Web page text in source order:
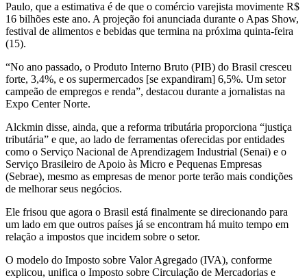
Paulo, que a estimativa é de que o comércio varejista movimente R$
16 bilhões este ano. A projeção foi anunciada durante o Apas Show,
festival de alimentos e bebidas que termina na próxima quinta-feira
(15).
“No ano passado, o Produto Interno Bruto (PIB) do Brasil cresceu
forte, 3,4%, e os supermercados [se expandiram] 6,5%. Um setor
campeão de empregos e renda”, destacou durante a jornalistas na
Expo Center Norte.
Alckmin disse, ainda, que a reforma tributária proporciona “justiça
tributária” e que, ao lado de ferramentas oferecidas por entidades
como o Serviço Nacional de Aprendizagem Industrial (Senai) e o
Serviço Brasileiro de Apoio às Micro e Pequenas Empresas
(Sebrae), mesmo as empresas de menor porte terão mais condições
de melhorar seus negócios.
Ele frisou que agora o Brasil está finalmente se direcionando para
um lado em que outros países já se encontram há muito tempo em
relação a impostos que incidem sobre o setor.
O modelo do Imposto sobre Valor Agregado (IVA), conforme
explicou, unifica o Imposto sobre Circulação de Mercadorias e